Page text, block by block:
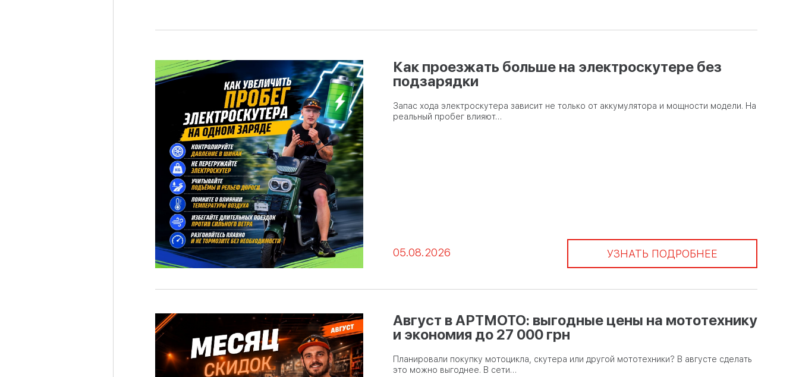
Как проезжать больше на электроскутере без
подзарядки
Запас хода электроскутера зависит не только от аккумулятора и мощности модели. На
реальный пробег влияют…
05.08.2026 УЗНАТЬ ПОДРОБНЕЕ
Август в АРТМОТО: выгодные цены на мототехнику
и экономия до 27 000 грн
Планировали покупку мотоцикла, скутера или другой мототехники? В августе сделать
это можно выгоднее. В сети…